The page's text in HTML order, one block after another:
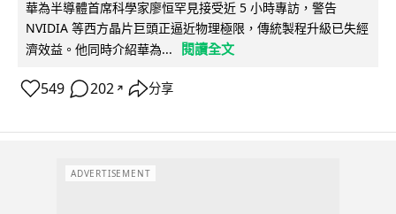
華為半導體首席科學家廖恒罕見接受近 5 小時專訪，警告
NVIDIA 等西方晶片巨頭正逼近物理極限，傳統製程升級已失經
濟效益。他同時介紹華為...
閱讀全文
549 202 ↗ 分享
ADVERTISEMENT